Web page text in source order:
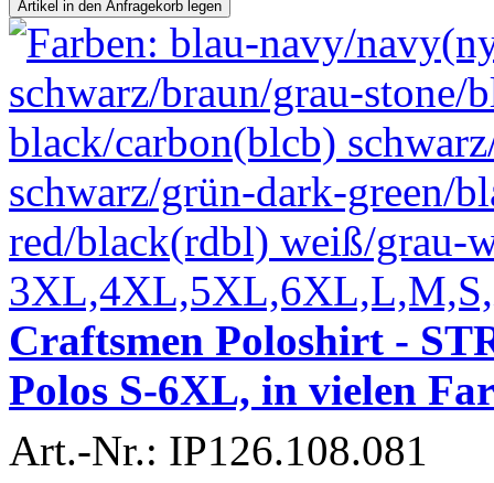
Craftsmen Poloshirt -
Polos S-6XL, in vielen
Art.-Nr.: IP126.108.081